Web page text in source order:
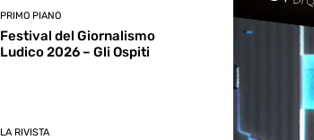
PRIMO PIANO
Festival del Giornalismo
Ludico 2026 – Gli Ospiti
LA RIVISTA